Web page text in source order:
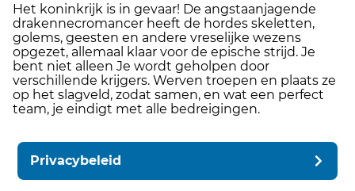
Het koninkrijk is in gevaar! De angstaanjagende
drakennecromancer heeft de hordes skeletten,
golems, geesten en andere vreselijke wezens
opgezet, allemaal klaar voor de epische strijd. Je
bent niet alleen Je wordt geholpen door
verschillende krijgers. Werven troepen en plaats ze
op het slagveld, zodat samen, en wat een perfect
team, je eindigt met alle bedreigingen.
Privacybeleid